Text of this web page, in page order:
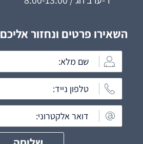
השאירו פרטים ונחזור אליכם